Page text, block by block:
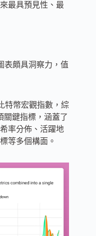
最具預見性、最
表頗具洞察力，值
特幣宏觀指數，綜
關鍵指標，涵蓋了
率分佈、活躍地
等多個構面。